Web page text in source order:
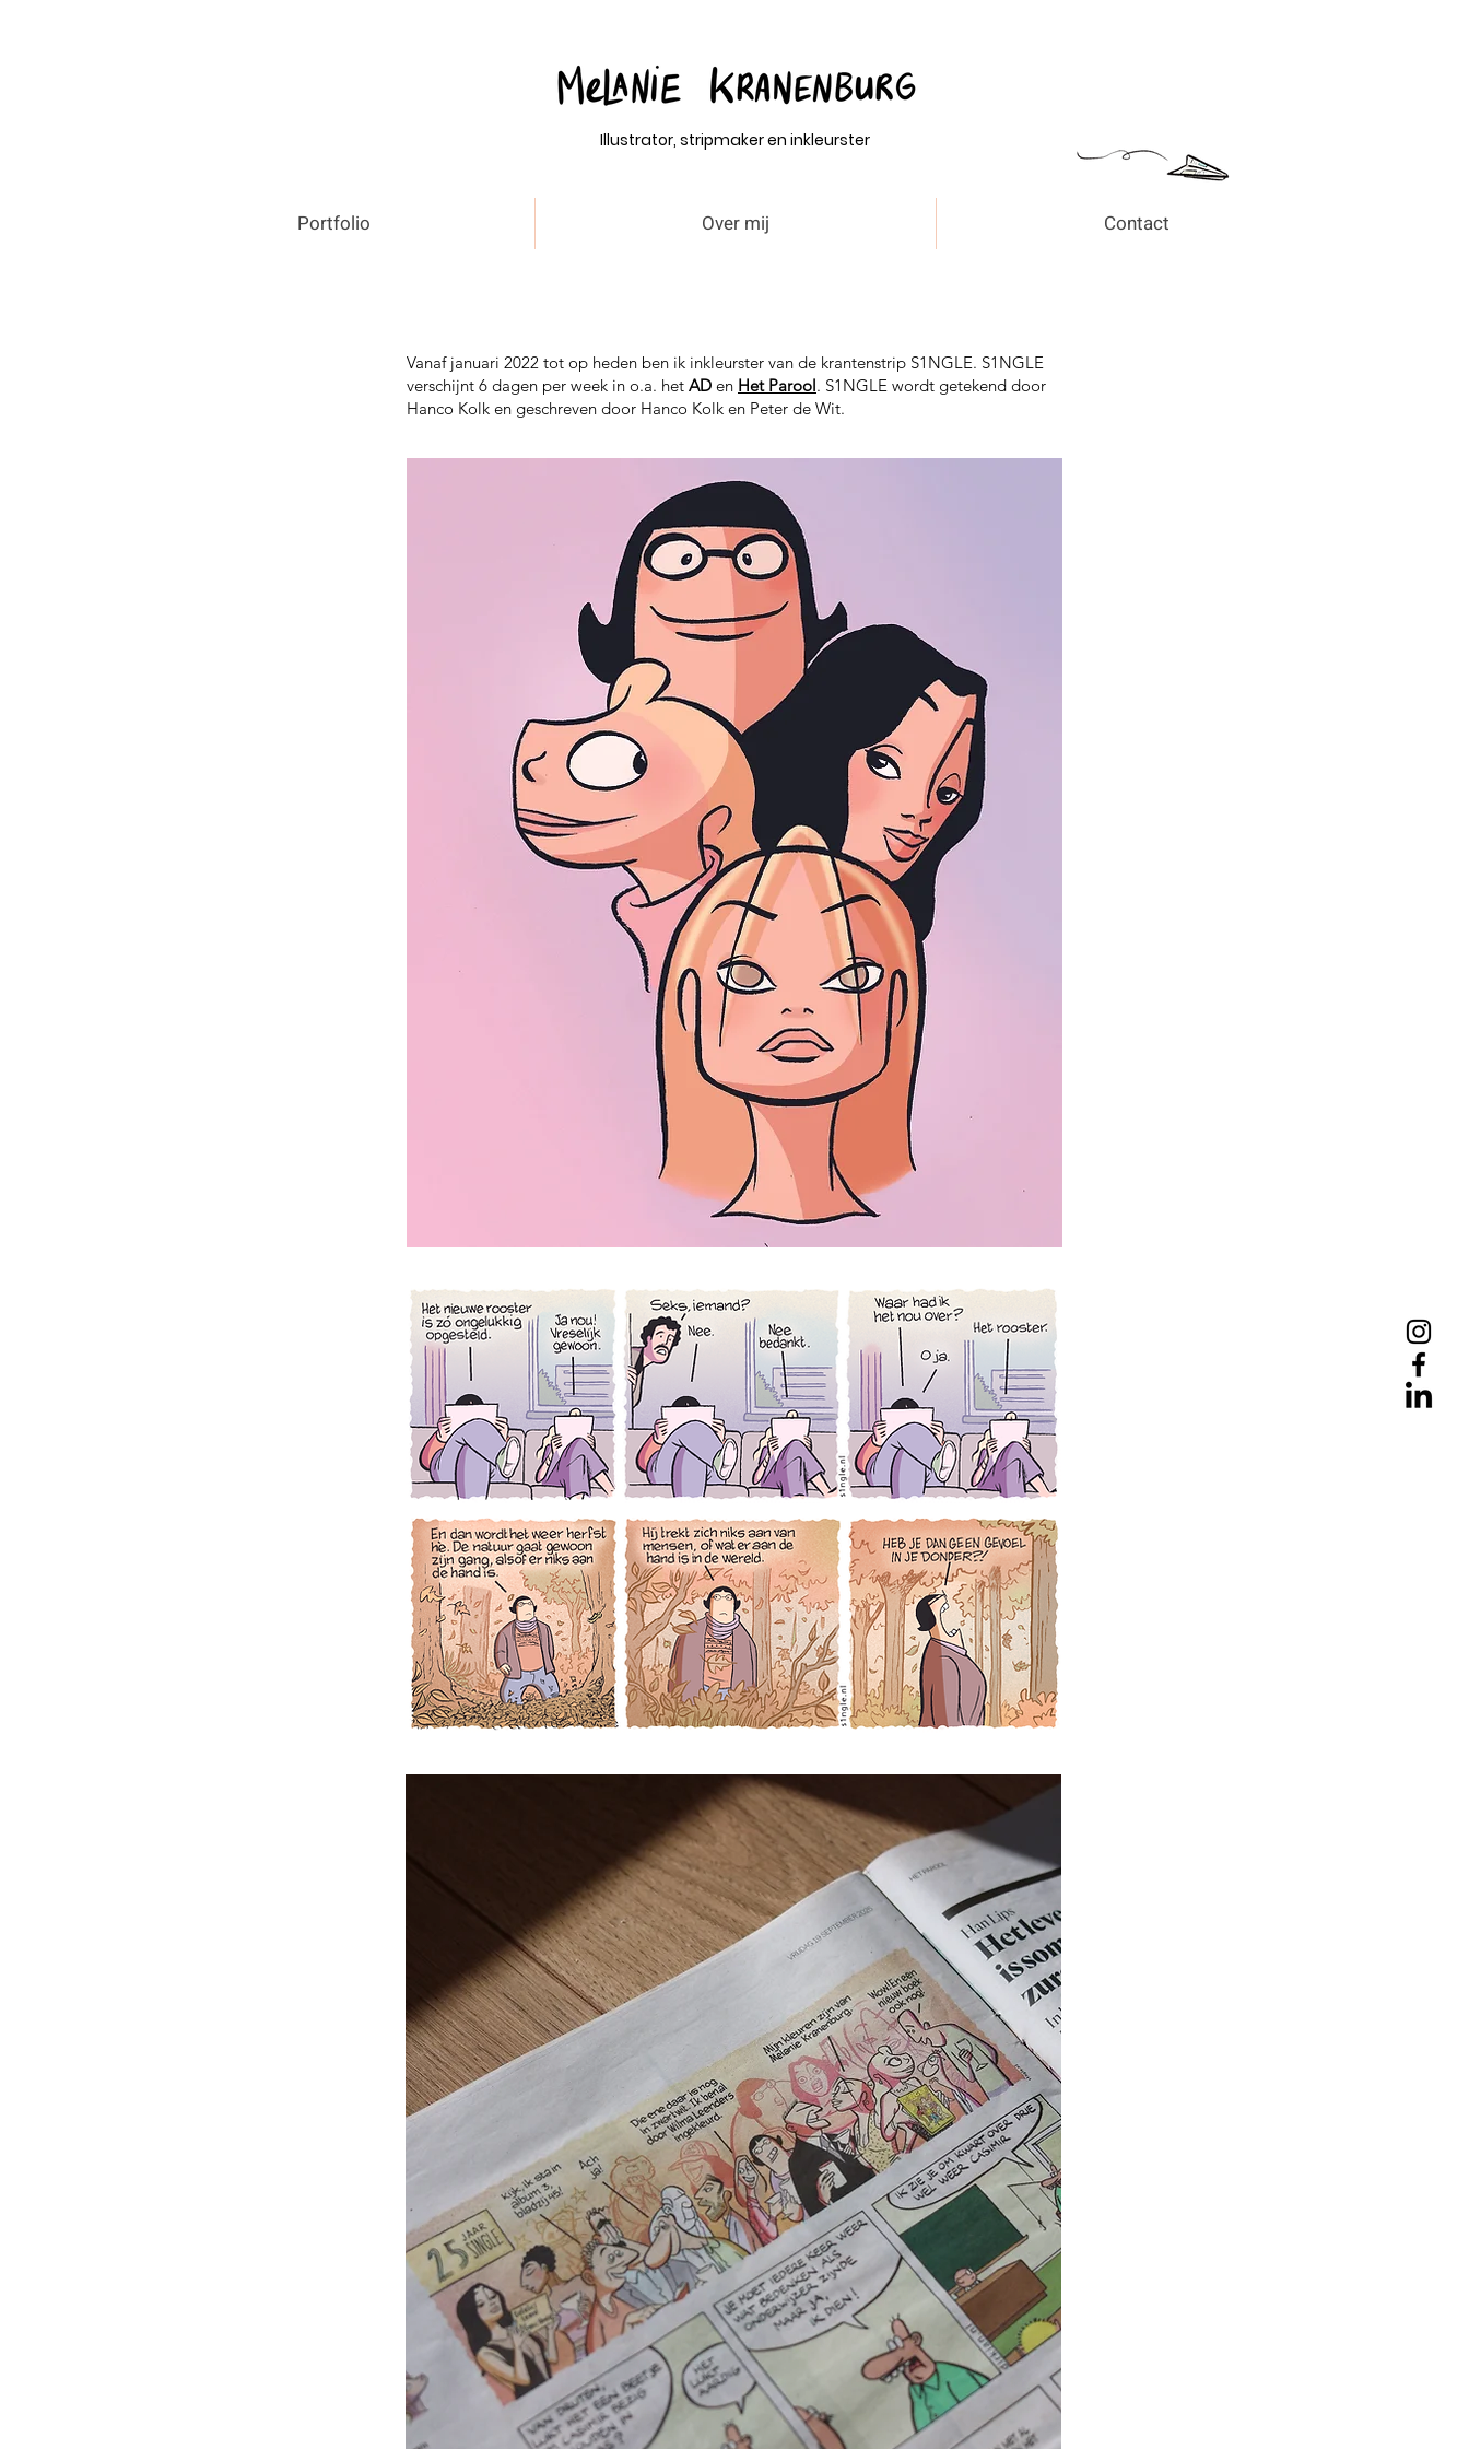
Illustrator, stripmaker en inkleurster
Portfolio Over mij Contact
Vanaf januari 2022 tot op heden ben ik inkleurster van de krantenstrip S1NGLE. S1NGLE
verschijnt 6 dagen per week in o.a. het AD en Het Parool. S1NGLE wordt getekend door
Hanco Kolk en geschreven door Hanco Kolk en Peter de Wit.